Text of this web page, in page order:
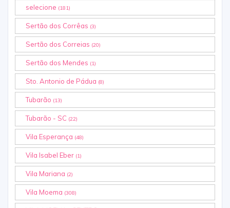
selecione (181)
Sertão dos Corrêas (3)
Sertão dos Correias (20)
Sertão dos Mendes (1)
Sto. Antonio de Pádua (8)
Tubarão (13)
Tubarão - SC (22)
Vila Esperança (48)
Vila Isabel Eber (1)
Vila Mariana (2)
Vila Moema (308)